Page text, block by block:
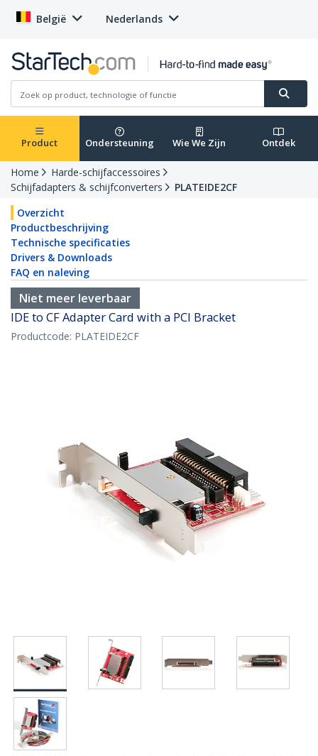
België Nederlands
Product Ondersteuning Wie We Zijn Ontdek
Home
Harde-schijfaccessoires
Schijfadapters & schijfconverters
PLATEIDE2CF
Overzicht
Productbeschrijving
Technische specificaties
Drivers & Downloads
FAQ en naleving
Niet meer leverbaar
IDE to CF Adapter Card with a PCI Bracket
Productcode: PLATEIDE2CF